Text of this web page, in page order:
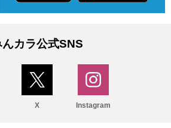
んカラ公式SNS
X Instagram